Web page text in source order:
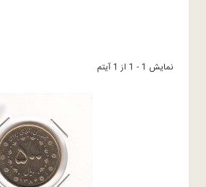
نمایش 1 - 1 از 1 آیتم